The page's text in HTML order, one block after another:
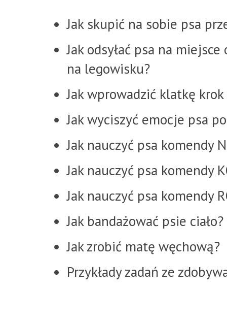
Jak skupić na sobie psa
Jak odsyłać psa na
na legowisku?
Jak wprowadzić klatkę
Jak wyciszyć emocje psa
Jak nauczyć psa komendy
Jak nauczyć psa komendy
Jak nauczyć psa komendy
Jak bandażować psie ciało?
Jak zrobić matę węchową?
Przykłady zadań ze